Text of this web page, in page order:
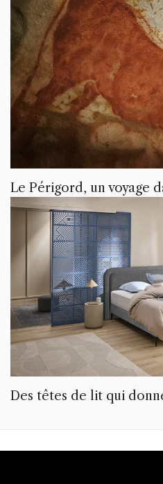
Le Périgord, un voyage
Des têtes de lit qui